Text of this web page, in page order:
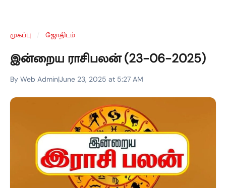
முகப்பு ஜோதிடம்
இன்றைய ராசிபலன் (23-06-2025)
By Web Admin|June 23, 2025 at 5:27 AM